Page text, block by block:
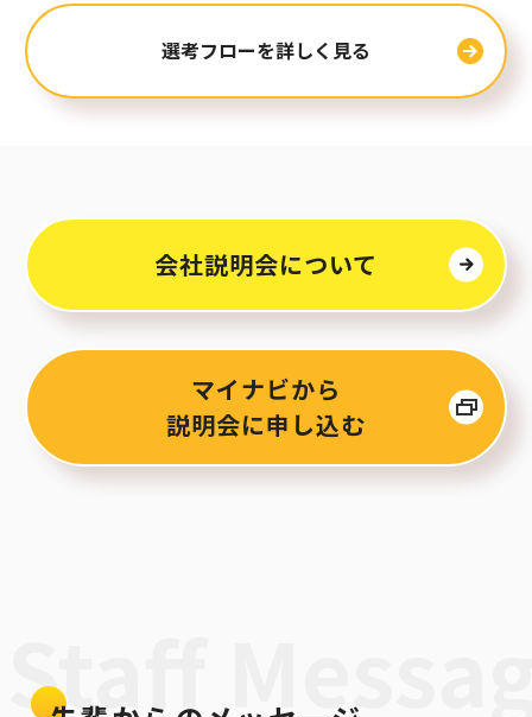
選考フローを詳しく見る
会社説明会について
マイナビから
説明会に申し込む
Staff